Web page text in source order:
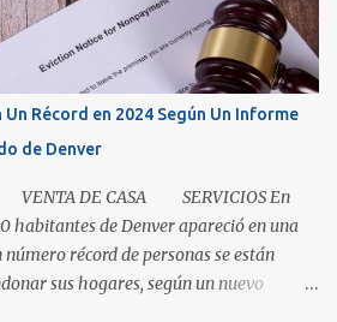
las condiciones de hoy recompensan a
planificar y mantenerse
se vuelve aún más importante a
En mayo, los nuevos listados, o
durante el mes, aumentaron un 5.3
y un 2.8 por ciento pa...
Récord en 2024 Según Un Informe
de Denver
VENTA DE CASA SERVICIOS En
habitantes de Denver apareció en una
récord de personas se están
sus hogares, según un nuevo